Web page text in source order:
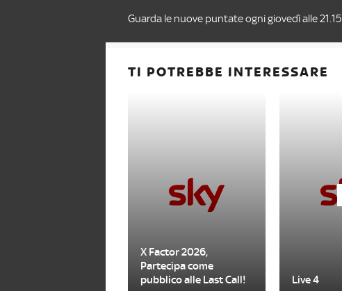
Guarda le nuove puntate ogni giovedì alle 21.15
TI POTREBBE INTERESSARE
X Factor 2026,
Partecipa come
pubblico alle Last Call!
Live 4